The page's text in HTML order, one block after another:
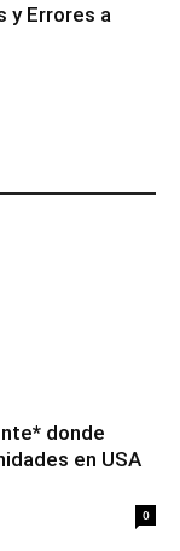
y Errores a
donde
en USA
0